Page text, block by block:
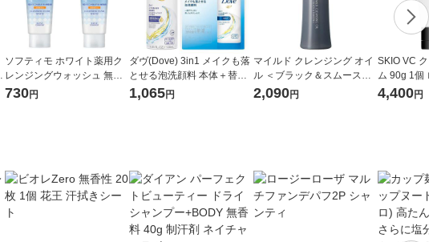
ソフティモ ホワイト薬用ク
レンジングウォッシュ 無香
料・無着色 190g×2個 洗顔
730円
ダヴ(Dove) 3in1 メイクも落
とせる泡洗顔料 本体＋替え
セット クレンジングフォー
ム しっとり
1,065円
マイルド クレンジング オイ
ル ＜ブラック＆スムース＞
[クレンジング 無添加 毛穴
クレンジングオイル マツエ
2,090円
SKIO VC クレ
ム 90g 1個 ロ
白 ビタミン
れ 乾燥肌
4,400円